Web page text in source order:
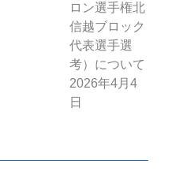
ロン選手権北
信越ブロック
代表選手選
考）について
2026年4月4
日